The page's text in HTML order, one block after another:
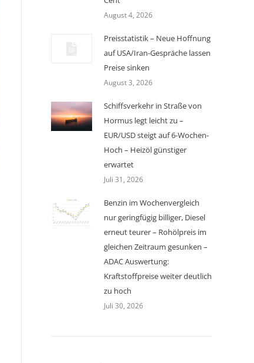
August 4, 2026
Preisstatistik – Neue Hoffnung
auf USA/Iran-Gespräche lassen
Preise sinken
August 3, 2026
Schiffsverkehr in Straße von
Hormus legt leicht zu –
EUR/USD steigt auf 6-Wochen-
Hoch – Heizöl günstiger
erwartet
Juli 31, 2026
Benzin im Wochenvergleich
nur geringfügig billiger, Diesel
erneut teurer – Rohölpreis im
gleichen Zeitraum gesunken –
ADAC Auswertung:
Kraftstoffpreise weiter deutlich
zu hoch
Juli 30, 2026